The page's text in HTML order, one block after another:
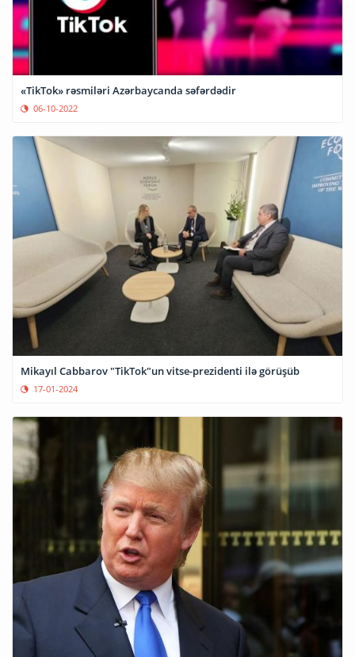
«TikTok» rəsmiləri Azərbaycanda səfərdədir
06-10-2022
Mikayıl Cabbarov "TikTok"un vitse-prezidenti ilə görüşüb
17-01-2024